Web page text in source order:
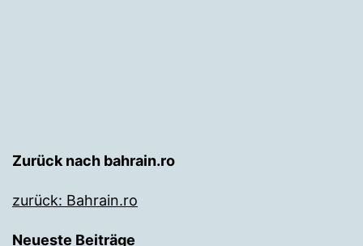
Zurück nach bahrain.ro
zurück: Bahrain.ro
Neueste Beiträge